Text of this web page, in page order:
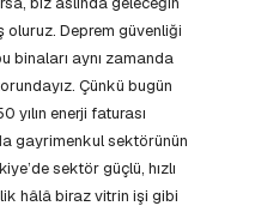
Deprem güvenliği
binaları aynı zamanda
Çünkü bugün
yılın enerji faturası
gayrimenkul sektörünün
sektör güçlü, hızlı
hâlâ biraz vitrin işi gibi